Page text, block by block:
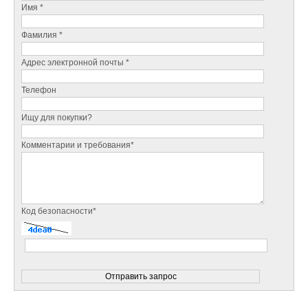
Имя *
Фамилия *
Адрес электронной почты *
Телефон
Ищу для покупки?
Комментарии и требования*
Код безопасности*